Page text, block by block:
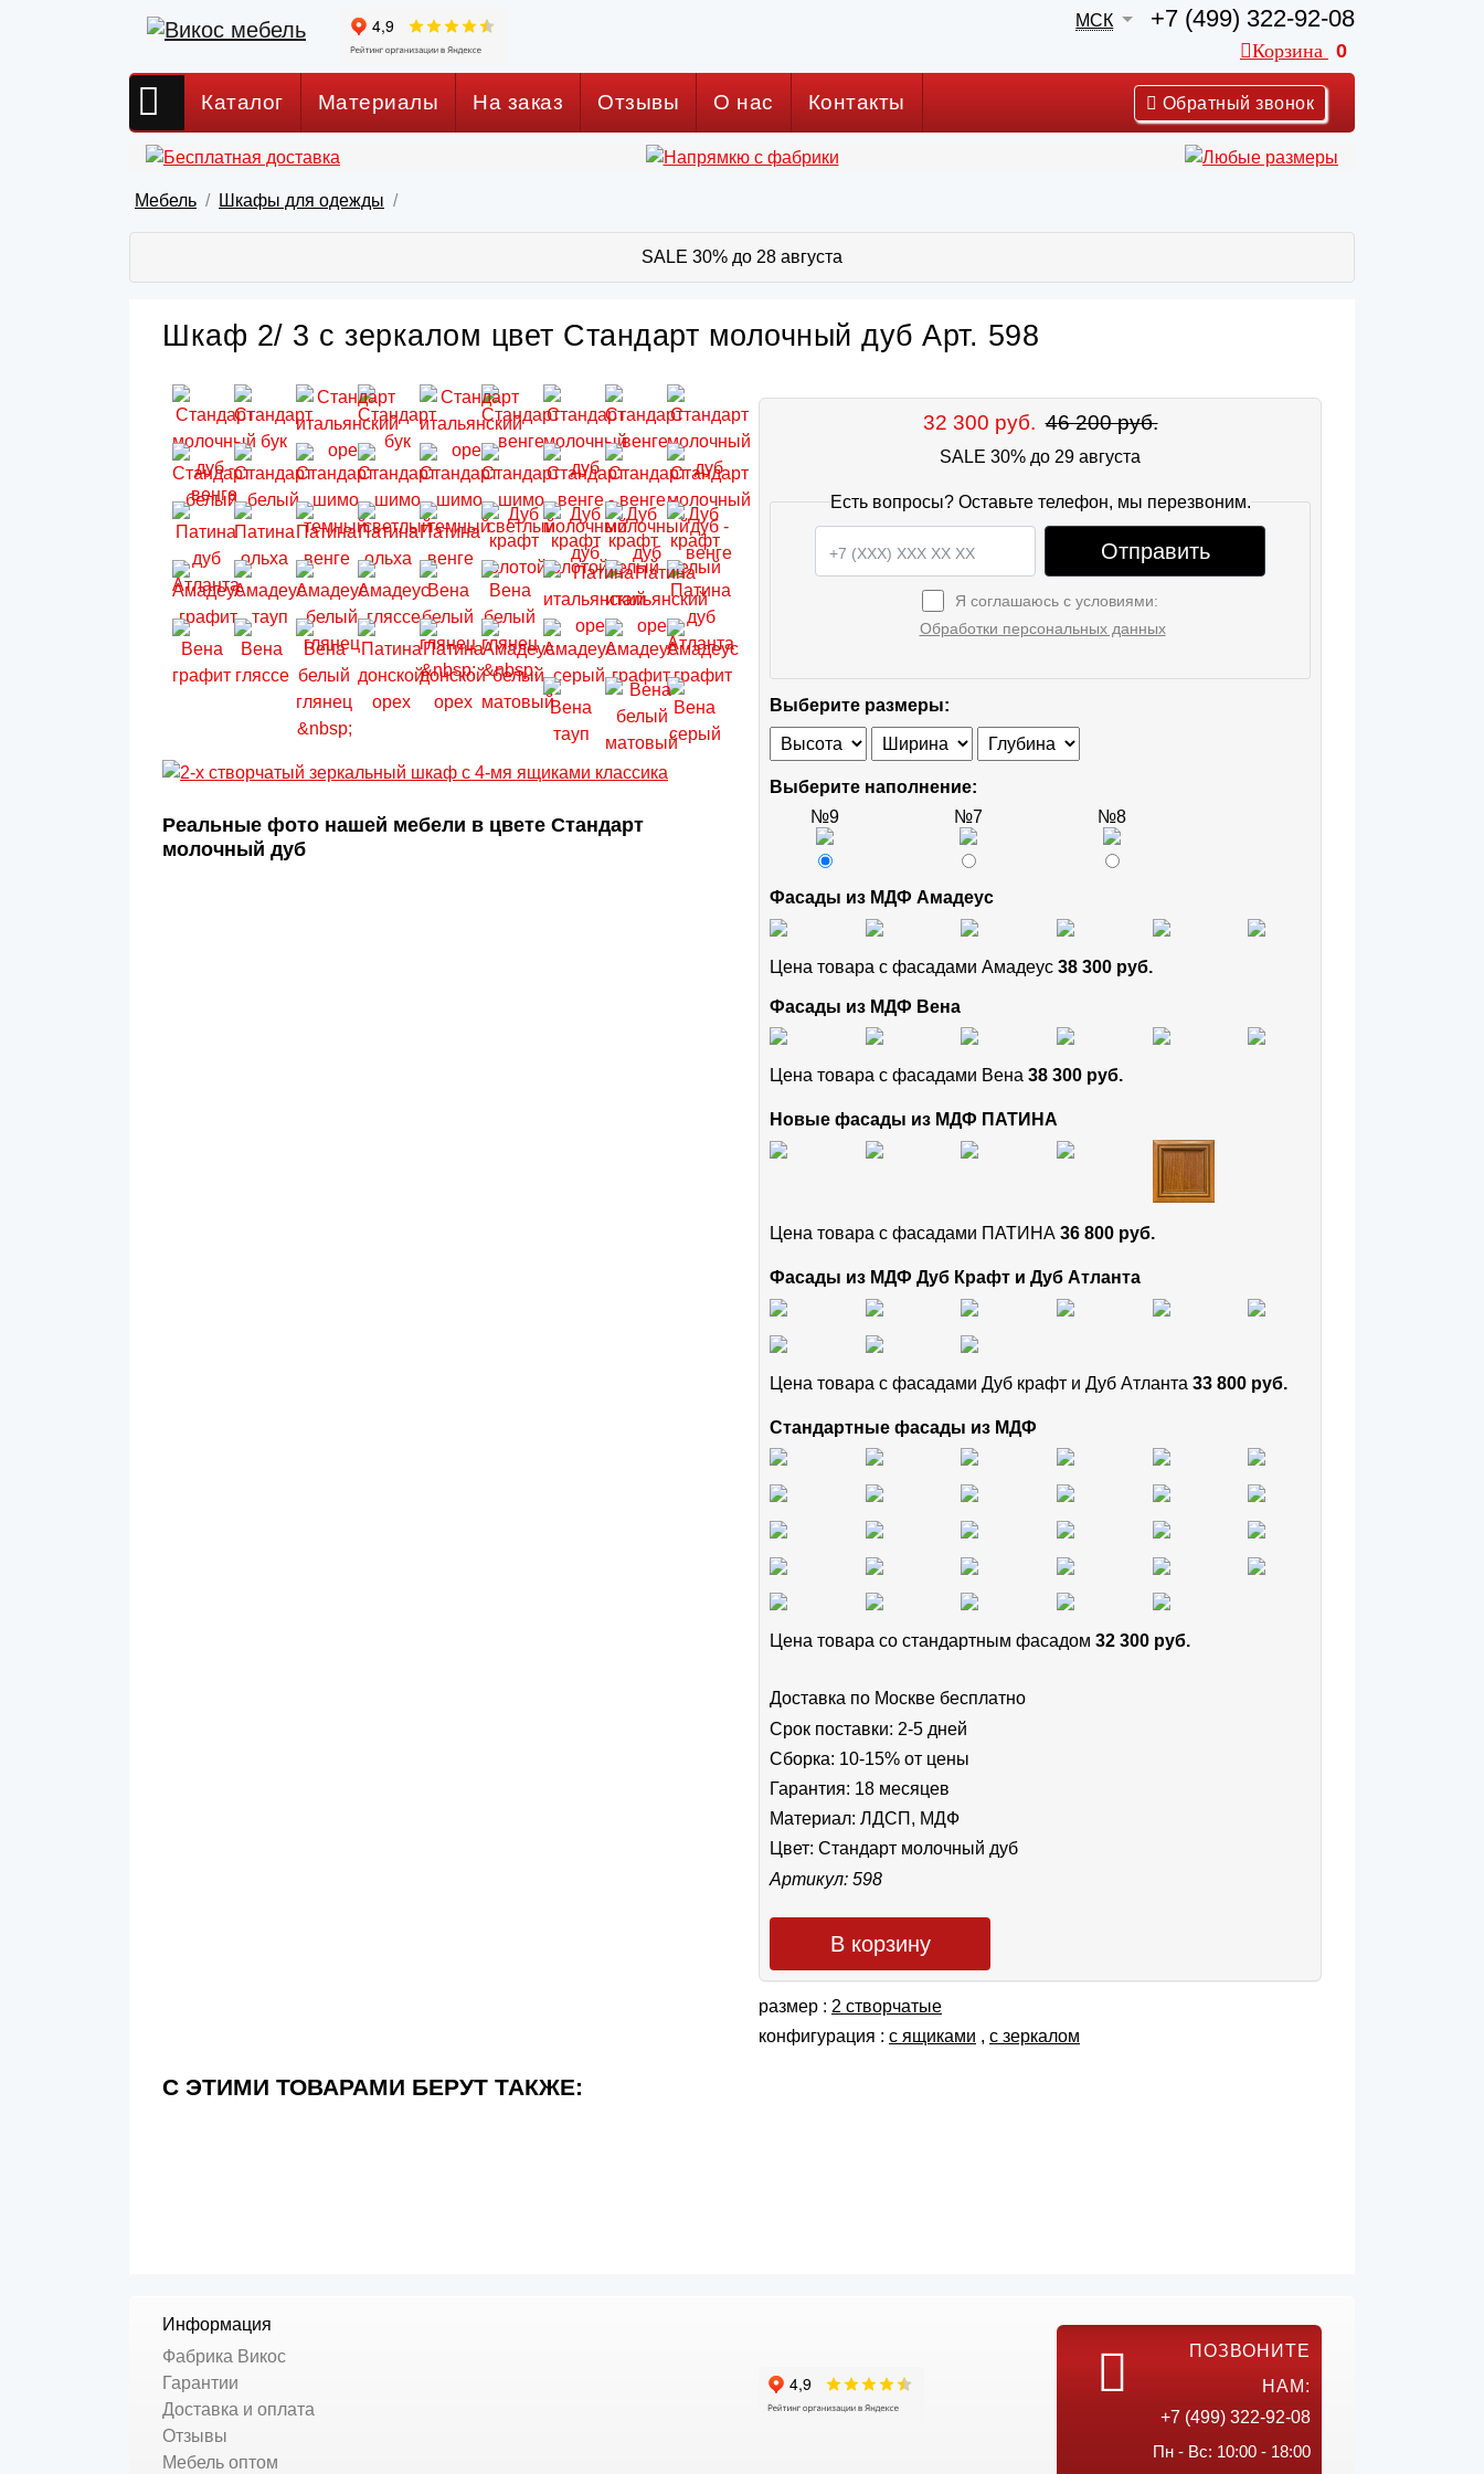
МСК +7 (499) 322-92-08
Корзина 0
Каталог Материалы На заказ Отзывы О нас Контакты Обратный звонок
Мебель Шкафы для одежды
SALE 30% до 28 августа
Шкаф 2/ 3 с зеркалом цвет Стандарт молочный дуб Арт. 598
Реальные фото нашей мебели в цвете Стандарт
молочный дуб
32 300 руб. 46 200 руб.
SALE 30% до 29 августа
Есть вопросы? Оставьте телефон, мы перезвоним.
Отправить
Я соглашаюсь с условиями:
Обработки персональных данных
Выберите размеры:
Выберите наполнение:
№9
№7 №8
Фасады из МДФ Амадеус
Цена товара с фасадами Амадеус 38 300 руб.
Фасады из МДФ Вена
Цена товара с фасадами Вена 38 300 руб.
Новые фасады из МДФ ПАТИНА
Цена товара с фасадами ПАТИНА 36 800 руб.
Фасады из МДФ Дуб Крафт и Дуб Атланта
Цена товара с фасадами Дуб крафт и Дуб Атланта 33 800 руб.
Стандартные фасады из МДФ
Цена товара cо стандартным фасадом 32 300 руб.
Доставка по Москве бесплатно
Срок поставки: 2-5 дней
Сборка: 10-15% от цены
Гарантия: 18 месяцев
Материал: ЛДСП, МДФ
Цвет: Стандарт молочный дуб
Артикул: 598
В корзину
размер : 2 створчатые
конфигурация : с ящиками , с зеркалом
С ЭТИМИ ТОВАРАМИ БЕРУТ ТАКЖЕ:
Информация
Фабрика Викос
Гарантии
Доставка и оплата
Отзывы
Мебель оптом
ПОЗВОНИТЕ
НАМ:
+7 (499) 322-92-08
Пн - Вс: 10:00 - 18:00